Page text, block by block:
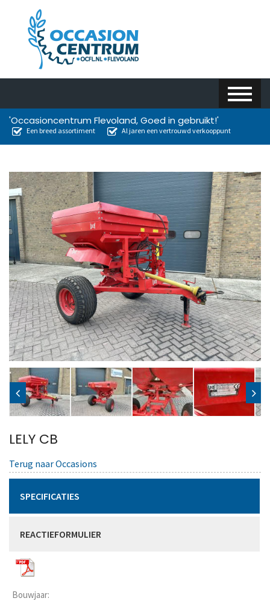
'Occasioncentrum Flevoland, Goed in gebruikt!'
Een breed assortiment Al jaren een vertrouwd verkooppunt
LELY CB
Terug naar Occasions
SPECIFICATIES
REACTIEFORMULIER
Bouwjaar: